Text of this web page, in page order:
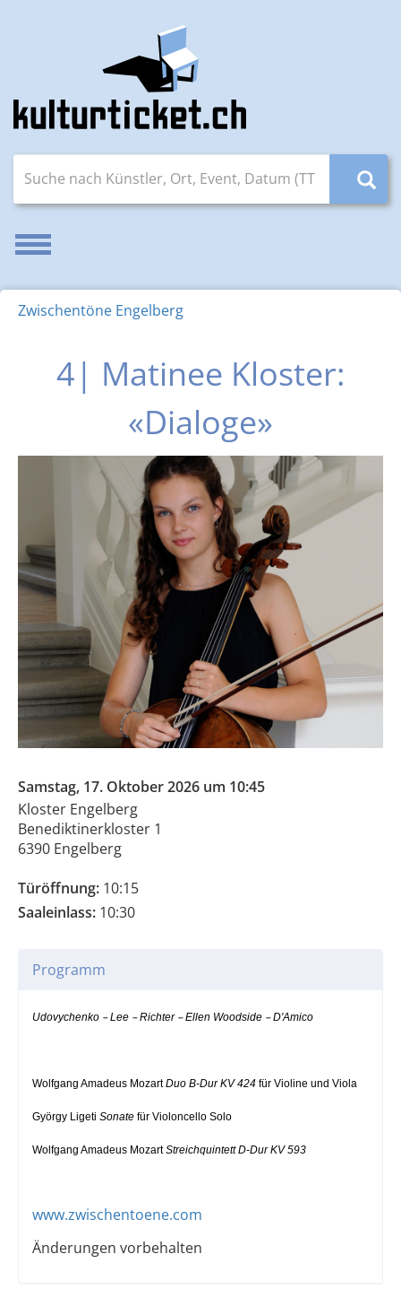
Navigation aktivieren/deaktivieren
Zwischentöne Engelberg
4| Matinee Kloster:
«Dialoge»
Samstag, 17. Oktober 2026 um 10:45
Kloster Engelberg
Benediktinerkloster 1
6390 Engelberg
Türöffnung: 10:15
Saaleinlass: 10:30
Programm
Udovychenko –Lee –Richter –Ellen Woodside –D'Amico
Wolfgang Amadeus MozartDuo B-Dur KV 424 für Violine und Viola
György Ligeti Sonate für Violoncello Solo
Wolfgang Amadeus MozartStreichquintett D-Dur KV 593
www.zwischentoene.com
Änderungen vorbehalten